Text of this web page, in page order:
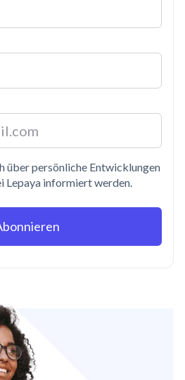
über persönliche Entwicklungen
Lepaya informiert werden.